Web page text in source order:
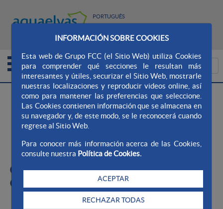
INFORMACIÓN SOBRE COOKIES
Esta web de Grupo FCC (el Sitio Web) utiliza Cookies
para comprender qué secciones le resultan más
interesantes y útiles, securizar el Sitio Web, mostrarle
nuestras localizaciones y reproducir videos online, así
como para mantener las preferencias que seleccione.
Las Cookies contienen información que se almacena en
su navegador y, de este modo, se le reconocerá cuando
regrese al Sitio Web.
Para conocer más información acerca de las Cookies,
consulte nuestra Política de Cookies.
ACEPTAR
RECHAZAR TODAS
PORTUGUÊS
MAPA DO SITE SITE AQUALIA
Aqualia Ayto. AquaElvas > Qualidade da Água
Nosso compromisso >
Compromissos com a
sociedade
Compromissos com a sociedade
Compromissos da Carta de
Qualidade do Serviço
Os serviços pagos pelos utilizadores são apresentados